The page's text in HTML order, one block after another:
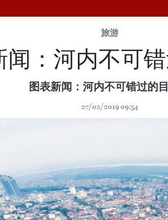
旅游
闻：河内不可
图表新闻：河内不可错过的
27/02/2019 09:54